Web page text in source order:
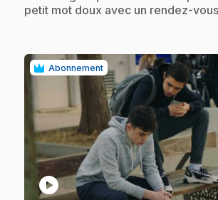
petit mot doux avec un rendez-
Abonnement
play_circle